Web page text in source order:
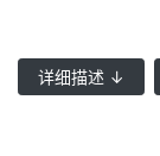
详细描述 ↓